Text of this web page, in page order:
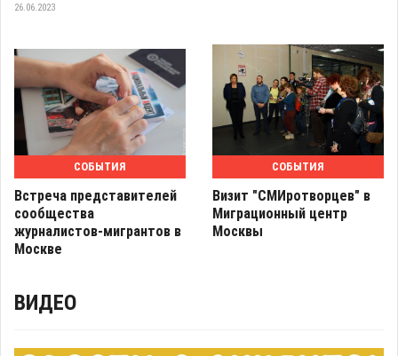
26.06.2023
СОБЫТИЯ
Встреча представителей
сообщества
журналистов-мигрантов в
Москве
СОБЫТИЯ
Визит "СМИротворцев" в
Миграционный центр
Москвы
ВИДЕО